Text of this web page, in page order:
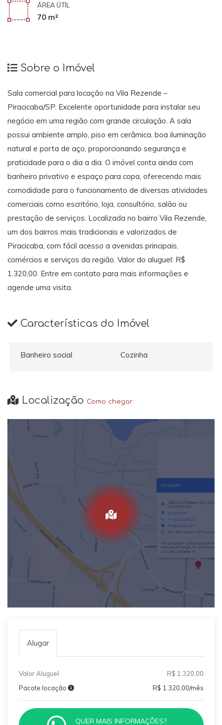
ÁREA ÚTIL
70 m²
Sobre o Imóvel
Sala comercial para locação na Vila Rezende –
Piracicaba/SP. Excelente oportunidade para instalar seu
negócio em uma região com grande circulação. A sala
possui ambiente amplo, piso em cerâmica, boa iluminação
natural e porta de aço, proporcionando segurança e
praticidade para o dia a dia. O imóvel conta ainda com
banheiro privativo e espaço para copa, oferecendo mais
comodidade para o funcionamento de diversas atividades
comerciais como escritório, loja, consultório, salão ou
prestação de serviços. Localizada no bairro Vila Rezende,
um dos bairros mais tradicionais e valorizados de
Piracicaba, com fácil acesso a avenidas principais,
comércios e serviços da região. Valor do aluguel: R$
1.320,00. Entre em contato para mais informações e
agende uma visita.
Características do Imóvel
Banheiro social Cozinha
Localização Como chegar
Alugar
Valor Aluguel
R$ 1.320,00
Pacote locação
R$ 1.320,00/mês
QUER MAIS INFORMAÇÕES?